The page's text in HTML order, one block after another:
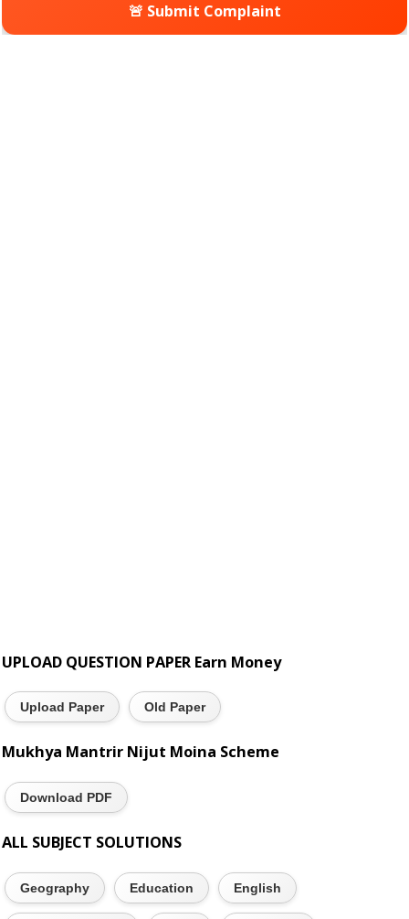
🚨 Submit Complaint
UPLOAD QUESTION PAPER Earn Money
Upload Paper Old Paper
Mukhya Mantrir Nijut Moina Scheme
Download PDF
ALL SUBJECT SOLUTIONS
Geography Education English